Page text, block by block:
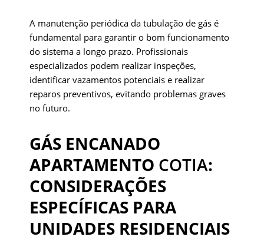
A manutenção periódica da tubulação de gás é
fundamental para garantir o bom funcionamento
do sistema a longo prazo. Profissionais
especializados podem realizar inspeções,
identificar vazamentos potenciais e realizar
reparos preventivos, evitando problemas graves
no futuro.
GÁS ENCANADO
APARTAMENTO COTIA:
CONSIDERAÇÕES
ESPECÍFICAS PARA
UNIDADES RESIDENCIAIS